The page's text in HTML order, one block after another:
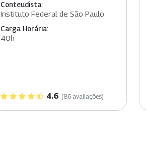
Conteudista:
Instituto Federal de São Paulo
Carga Horária:
40h
4.6 (86 avaliações)